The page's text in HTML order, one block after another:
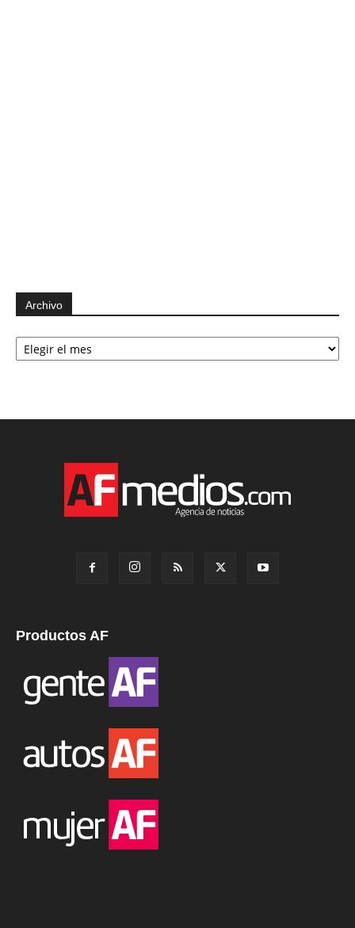
Archivo
Archivo
Productos AF